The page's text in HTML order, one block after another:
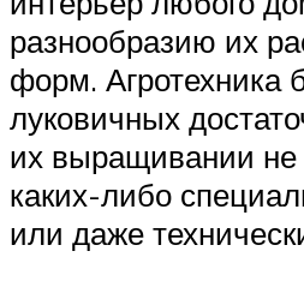
разнообразию их
форм. Агротехника
луковичных
их выращивании не
каких-либо
или даже